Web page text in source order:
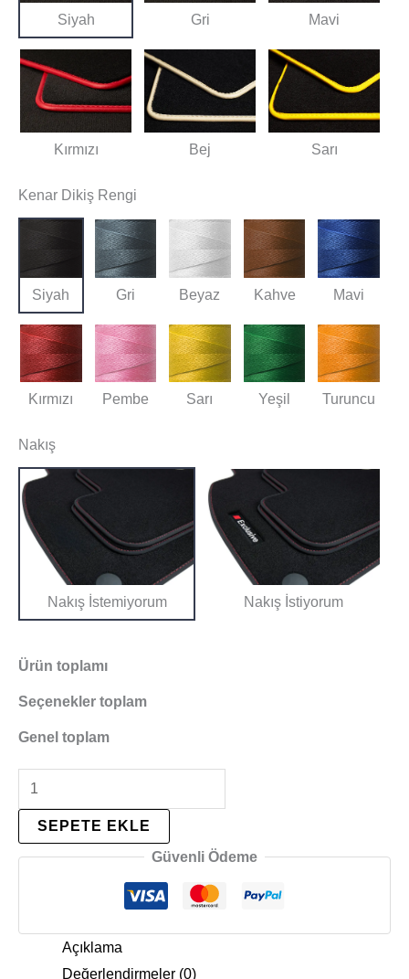
Siyah Gri Mavi
Kırmızı Bej Sarı
Kenar Dikiş Rengi
Siyah Gri Beyaz Kahve Mavi
Kırmızı Pembe Sarı Yeşil Turuncu
Nakış
Nakış İstemiyorum Nakış İstiyorum
Ürün toplamı
Seçenekler toplam
Genel toplam
SEPETE EKLE
Güvenli Ödeme
Açıklama
Değerlendirmeler (0)